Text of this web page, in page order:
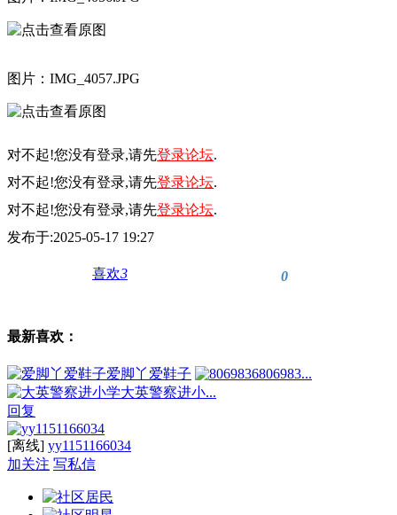
图片：IMG_4057.JPG
对不起!您没有登录,请先登录论坛.
对不起!您没有登录,请先登录论坛.
对不起!您没有登录,请先登录论坛.
发布于:2025-05-17 19:27
喜欢3 0
最新喜欢：
爱脚丫爱鞋子
806983...
大英警察进小...
回复
[离线] yy1151166034
加关注 写私信